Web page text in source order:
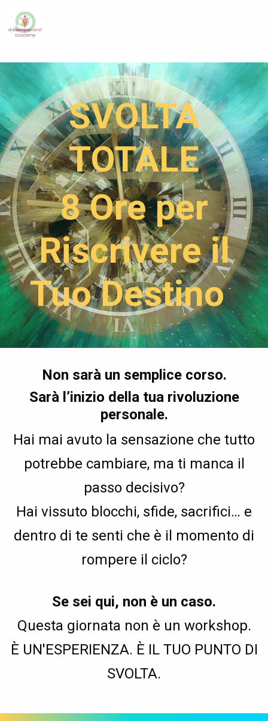
SVOLTA
TOTALE
8 Ore per
Riscrivere il
Tuo Destino
Non sarà un semplice corso.
Sarà l’inizio della tua rivoluzione
personale.
Hai mai avuto la sensazione che tutto
potrebbe cambiare, ma ti manca il
passo decisivo?
Hai vissuto blocchi, sfide, sacrifici… e
dentro di te senti che è il momento di
rompere il ciclo?
Se sei qui, non è un caso.
Questa giornata non è un workshop.
È UN'ESPERIENZA. È IL TUO PUNTO DI
SVOLTA.